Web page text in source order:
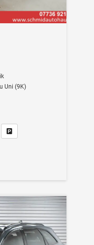
Uni (9K)
an (PDF)
Fahrzeug parken